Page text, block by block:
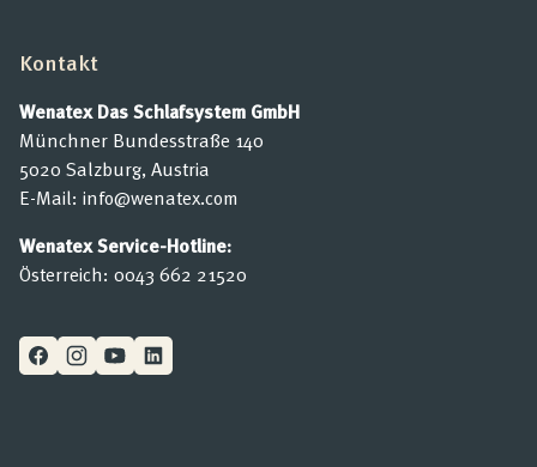
Kontakt
Wenatex Das Schlafsystem GmbH
Münchner Bundesstraße 140
5020 Salzburg, Austria
E-Mail: info@wenatex.com
Wenatex Service-Hotline:
Österreich: 0043 662 21520